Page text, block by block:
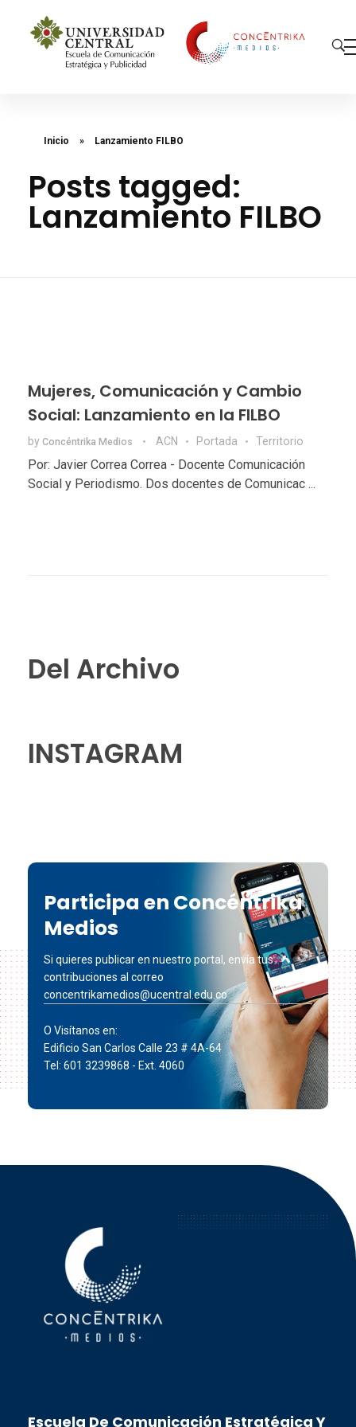
Inicio » Lanzamiento FILBO
Posts tagged:
Lanzamiento FILBO
Mujeres, Comunicación y Cambio
Social: Lanzamiento en la FILBO
by Concéntrika Medios ACN Portada Territorio
Por: Javier Correa Correa - Docente Comunicación
Social y Periodismo. Dos docentes de Comunicac ...
Del Archivo
INSTAGRAM
Participa en Concéntrika
Medios
Si quieres publicar en nuestro portal, envía tus
contribuciones al correo
concentrikamedios@ucentral.edu.co
O Visítanos en:
Edificio San Carlos Calle 23 # 4A-64
Tel: 601 3239868 - Ext. 4060
Escuela De Comunicación Estratégica Y